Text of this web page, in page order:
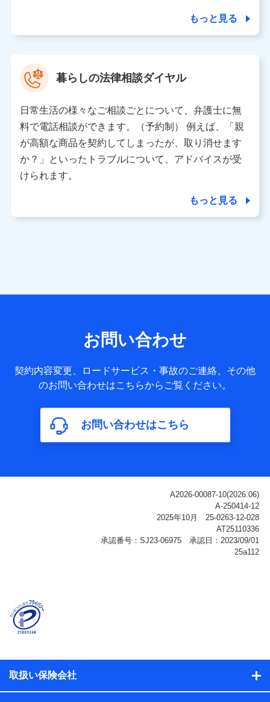
東京都中央区日本橋人形町2-14-10 アーバンネット日本橋
ビル 3F
※ 当社および株式会社NTTドコモは、お客さまの情報を利
データ憲章」に定める行動原則を順守します 。
※ パーソナルデータダッシュボードの「第三者提供の管
理」の設定状態にかかわらず、共同利用する場合がありま
※ dポイントクラブ会員ではないお客さま（2019年12月11
日以降、一度もdポイントクラブ会員であったことがないお
個人データは、こちら の利用目的の範囲内に限って共同利
用します。
サービス提供等を通じて取得した、以下の情報などの個人デ
基本情報
氏名、電話番号、メールアドレス、お客さまの識別子、
属性、連絡先、dポイントサービスのご利用に関する情
構成、住所、dポイント残高、dポイント利用履歴などが
含まれます。
利用情報
ご契約状態・ご利用履歴インターネット利用時の行動に
関する情報、アプリケーション利用時の行動に関する情
報、購入されたサービスや商品の名称・購入場所・決済
に関する情報、アンケートの回答に関する情報などが含
名、住所、生年月日、性別、保険契約者と被保険者の関
係、保険加入の目的、保険商品の内容、保険料、保険料
のお支払方法、車のメーカーや走行距離などの情報、建
ル内容や送信履歴の情報及び保険の更改案内等を提供し
もっと見る
暮らしの法律相談ダイヤル
日常生活の様々なご相談ごとについて、弁護士に無
料で電話相談ができます。（予約制） 例えば、「親
が高額な商品を契約してしまったが、取り消せます
か？」といったトラブルについて、アドバイスが受
けられます。
もっと見る
お問い合わせ
契約内容変更、ロードサービス・事故のご連絡、その他
のお問い合わせはこちらからご覧ください。
お問い合わせはこちら
取扱い保険会社